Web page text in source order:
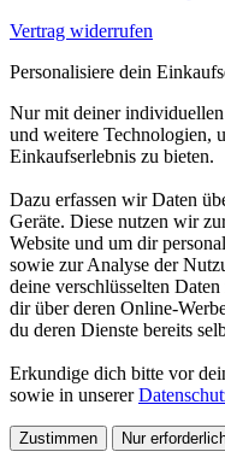
Vertrag widerrufen
Personalisiere dein
Nur mit deiner
und weitere Technologien,
Einkaufserlebnis zu bieten.
Dazu erfassen wir Daten
Geräte. Diese nutzen wir
Website und um dir
sowie zur Analyse der
deine verschlüsselten
dir über deren Online-
du deren Dienste bereits
Erkundige dich bitte vor
sowie in unserer
Zustimmen Nur